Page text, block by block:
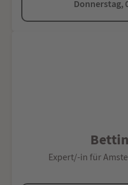
Donnerstag,
Expert/-in für